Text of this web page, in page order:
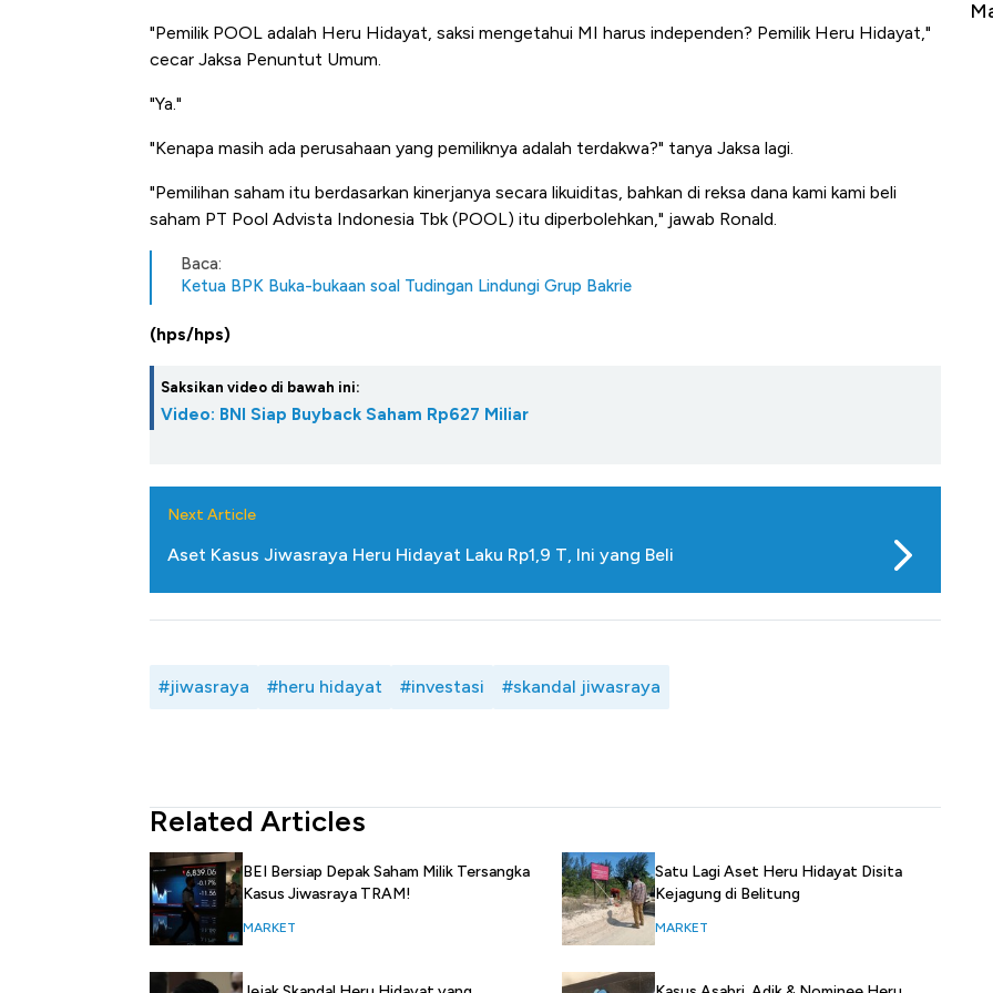
"Pemilik POOL adalah Heru Hidayat, saksi mengetahui MI harus independen? Pemilik Heru Hidayat,"
cecar Jaksa Penuntut Umum.
"Ya."
"Kenapa masih ada perusahaan yang pemiliknya adalah terdakwa?" tanya Jaksa lagi.
"Pemilihan saham itu berdasarkan kinerjanya secara likuiditas, bahkan di reksa dana kami kami beli
saham PT Pool Advista Indonesia Tbk (POOL) itu diperbolehkan," jawab Ronald.
Baca:
Ketua BPK Buka-bukaan soal Tudingan Lindungi Grup Bakrie
(hps/hps)
Saksikan video di bawah ini:
Video: BNI Siap Buyback Saham Rp627 Miliar
Next Article
Aset Kasus Jiwasraya Heru Hidayat Laku Rp1,9 T, Ini yang Beli
#jiwasraya #heru hidayat #investasi #skandal jiwasraya
Related Articles
BEI Bersiap Depak Saham Milik Tersangka
Kasus Jiwasraya TRAM!
MARKET
Satu Lagi Aset Heru Hidayat Disita
Kejagung di Belitung
MARKET